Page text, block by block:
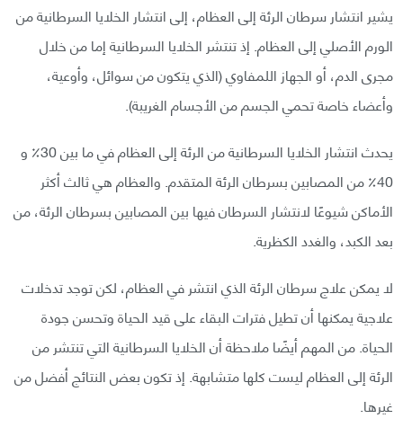
يشير انتشار سرطان الرئة إلى العظام، إلى انتشار الخلايا السرطانية من
الورم الأصلي إلى العظام. إذ تنتشر الخلايا السرطانية إما من خلال
مجرى الدم، أو الجهاز اللمفاوي (الذي يتكون من سوائل، وأوعية،
وأعضاء خاصة تحمي الجسم من الأجسام الغريبة).
يحدث انتشار الخلايا السرطانية من الرئة إلى العظام في ما بين 30٪ و
40٪ من المصابين بسرطان الرئة المتقدم. والعظام هي ثالث أكثر
الأماكن شيوعًا لانتشار السرطان فيها بين المصابين بسرطان الرئة، من
بعد الكبد، والغدد الكظرية.
لا يمكن علاج سرطان الرئة الذي انتشر في العظام، لكن توجد تدخلات
علاجية يمكنها أن تطيل فترات البقاء على قيد الحياة وتحسن جودة
الحياة. من المهم أيضًا ملاحظة أن الخلايا السرطانية التي تنتشر من
الرئة إلى العظام ليست كلها متشابهة. إذ تكون بعض النتائج أفضل من
غيرها.